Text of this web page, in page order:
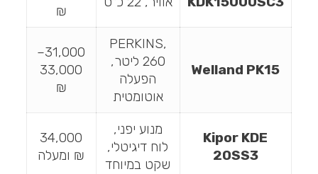
₪
Welland PK15
PERKINS,
260 ליטר,
הפעלה
אוטומטית
31,000–
33,000
₪
Kipor KDE
20SS3
מנוע יפני,
לוח דיגיטלי,
שקט במיוחד
34,000
₪ ומעלה